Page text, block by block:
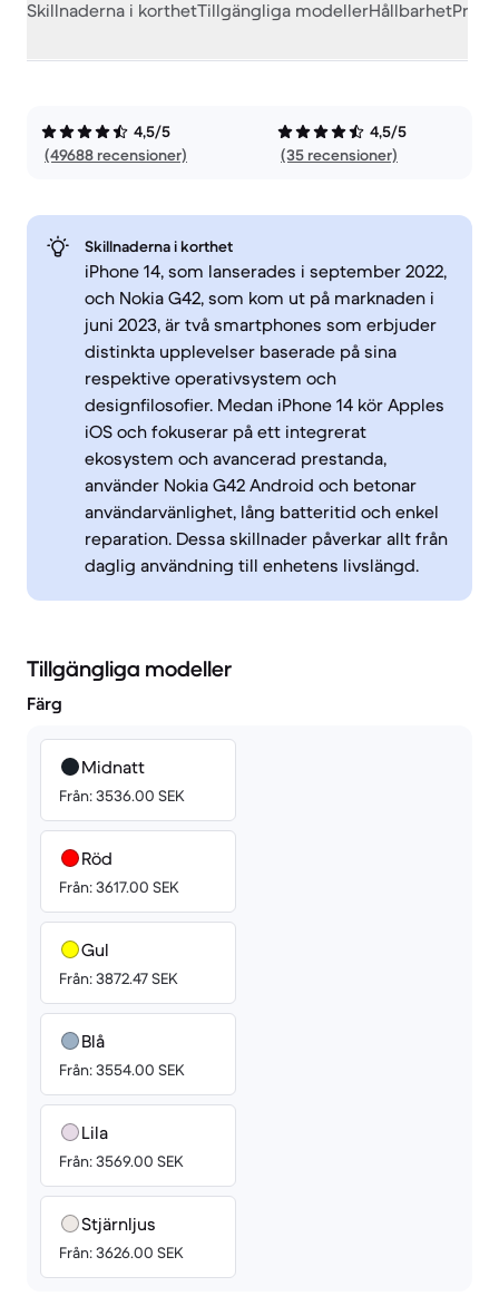
Skillnaderna i korthetTillgängliga modellerHållbarhet
4,5/5
(49688 recensioner)
4,5/5
(35 recensioner)
Skillnaderna i korthet
iPhone 14, som lanserades i september 2022,
och Nokia G42, som kom ut på marknaden i
juni 2023, är två smartphones som erbjuder
distinkta upplevelser baserade på sina
respektive operativsystem och
designfilosofier. Medan iPhone 14 kör Apples
iOS och fokuserar på ett integrerat
ekosystem och avancerad prestanda,
använder Nokia G42 Android och betonar
användarvänlighet, lång batteritid och enkel
reparation. Dessa skillnader påverkar allt från
daglig användning till enhetens livslängd.
Tillgängliga modeller
Färg
Midnatt
Från: 3536.00 SEK
Röd
Från: 3617.00 SEK
Gul
Från: 3872.47 SEK
Blå
Från: 3554.00 SEK
Lila
Från: 3569.00 SEK
Stjärnljus
Från: 3626.00 SEK